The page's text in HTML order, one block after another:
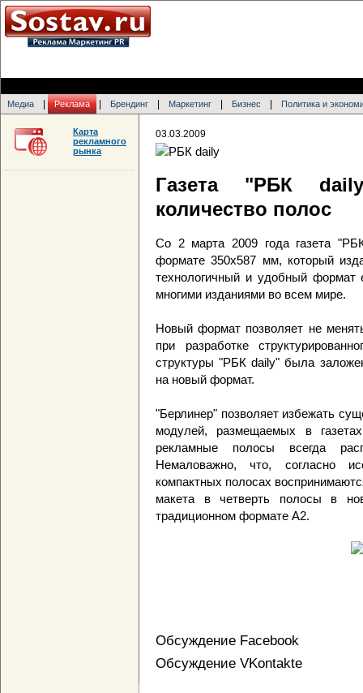
Медиа Реклама Брендинг Маркетинг Бизнес Политика и
03.03.2009
Газета "РБК
количество полос
Со 2 марта 2009 года газета
формате 350х587 мм, который
технологичный и удобный формат
многими изданиями во всем мире.
Новый формат позволяет не
при разработке
структуры "РБК daily" была
на новый формат.
"Берлинер" позволяет избежать
модулей, размещаемых в
рекламные полосы всегда
Немаловажно, что, согласно
компактных полосах
макета в четверть полосы в
традиционном формате А2.
Обсуждение Facebook
Обсуждение VKontakte
Карта
рекламного
рынка